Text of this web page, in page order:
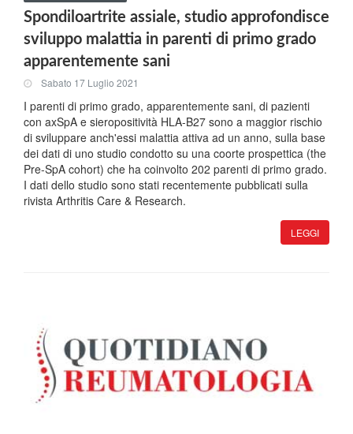
Spondiloartrite assiale, studio approfondisce
sviluppo malattia in parenti di primo grado
apparentemente sani
Sabato 17 Luglio 2021
I parenti di primo grado, apparentemente sani, di pazienti
con axSpA e sieropositività HLA-B27 sono a maggior rischio
di sviluppare anch'essi malattia attiva ad un anno, sulla base
dei dati di uno studio condotto su una coorte prospettica (the
Pre-SpA cohort) che ha coinvolto 202 parenti di primo grado.
I dati dello studio sono stati recentemente pubblicati sulla
rivista Arthritis Care & Research.
LEGGI